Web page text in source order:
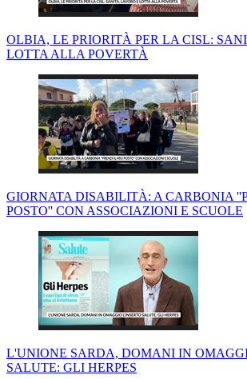
OLBIA, LE PRIORITÀ PER LA CISL:
LOTTA ALLA POVERTÀ
GIORNATA DISABILITÀ: A CARBONIA
POSTO'' CON ASSOCIAZIONI E SCUOLE
L'UNIONE SARDA, DOMANI IN
SALUTE: GLI HERPES